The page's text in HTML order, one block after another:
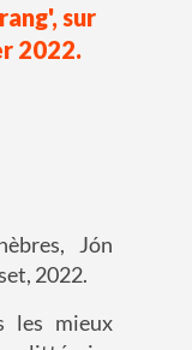
sur
2022.
Jón
2022.
les mieux